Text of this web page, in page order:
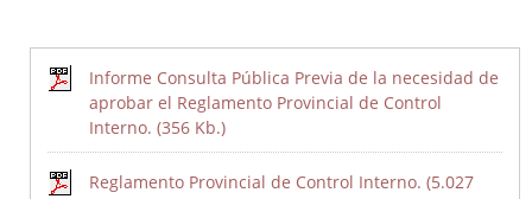
Informe Consulta Pública Previa de la necesidad de
aprobar el Reglamento Provincial de Control
Interno. (356 Kb.)
Reglamento Provincial de Control Interno. (5.027